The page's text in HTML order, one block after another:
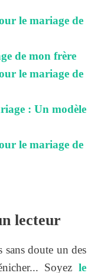
le mariage de
de mon frère
le mariage de
: Un modèle
le mariage de
lecteur
sans doute un des
Soyez le